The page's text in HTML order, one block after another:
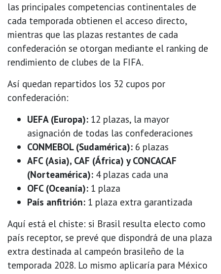
las principales competencias continentales de
cada temporada obtienen el acceso directo,
mientras que las plazas restantes de cada
confederación se otorgan mediante el ranking de
rendimiento de clubes de la FIFA.
Así quedan repartidos los 32 cupos por
confederación:
UEFA (Europa): 12 plazas, la mayor
asignación de todas las confederaciones
CONMEBOL (Sudamérica): 6 plazas
AFC (Asia), CAF (África) y CONCACAF
(Norteamérica): 4 plazas cada una
OFC (Oceanía): 1 plaza
País anfitrión: 1 plaza extra garantizada
Aquí está el chiste: si Brasil resulta electo como
país receptor, se prevé que dispondrá de una plaza
extra destinada al campeón brasileño de la
temporada 2028. Lo mismo aplicaría para México